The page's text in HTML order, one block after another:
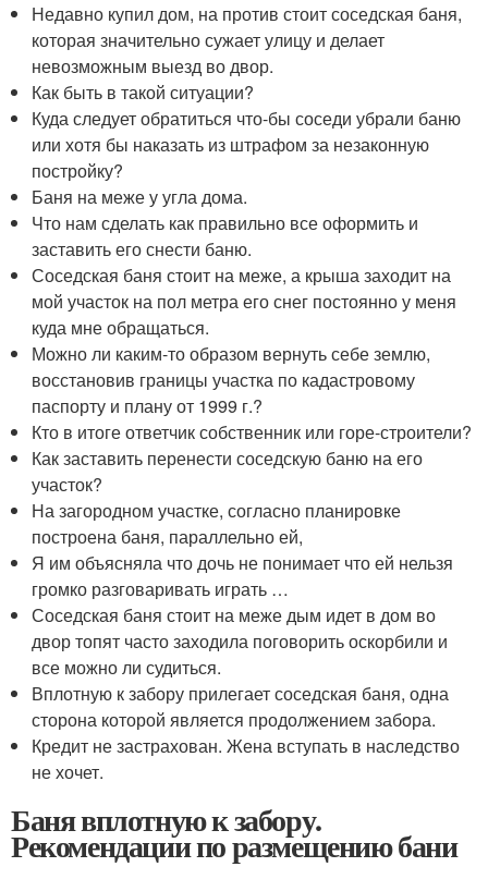
Недавно купил дом, на против стоит соседская баня,
которая значительно сужает улицу и делает
невозможным выезд во двор.
Как быть в такой ситуации?
Куда следует обратиться что-бы соседи убрали баню
или хотя бы наказать из штрафом за незаконную
постройку?
Баня на меже у угла дома.
Что нам сделать как правильно все оформить и
заставить его снести баню.
Соседская баня стоит на меже, а крыша заходит на
мой участок на пол метра его снег постоянно у меня
куда мне обращаться.
Можно ли каким-то образом вернуть себе землю,
восстановив границы участка по кадастровому
паспорту и плану от 1999 г.?
Кто в итоге ответчик собственник или горе-строители?
Как заставить перенести соседскую баню на его
участок?
На загородном участке, согласно планировке
построена баня, параллельно ей,
Я им объясняла что дочь не понимает что ей нельзя
громко разговаривать играть …
Соседская баня стоит на меже дым идет в дом во
двор топят часто заходила поговорить оскорбили и
все можно ли судиться.
Вплотную к забору прилегает соседская баня, одна
сторона которой является продолжением забора.
Кредит не застрахован. Жена вступать в наследство
не хочет.
Баня вплотную к забору.
Рекомендации по размещению бани